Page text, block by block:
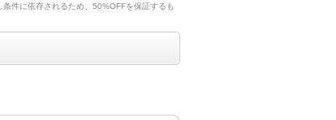
件に依存されるため、50%OFFを保証するも